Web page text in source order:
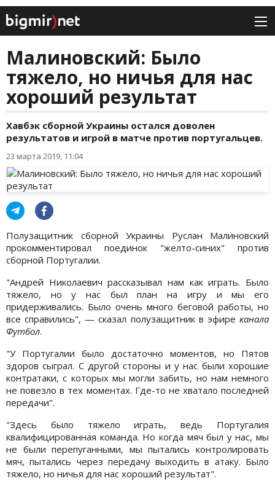
Малиновский: Было
тяжело, но ничья для нас
хороший результат
Хавбэк сборной Украины остался доволен
результатов и игрой в матче против португальцев.
23 марта 2019, 11:04
Полузащитник сборной Украины Руслан Малиновский
прокомментировал поединок "желто-синих" против
сборной Португалии.
"Андрей Николаевич рассказывал нам как играть. Было
тяжело, но у нас был план на игру и мы его
придерживались. Было очень много беговой работы, но
все справились", — сказал полузащитник в эфире канала
Футбол.
"У Португалии было достаточно моментов, но Пятов
здоров сыграл. С другой стороны и у нас были хорошие
контратаки, с которых мы могли забить, но нам немного
не повезло в тех моментах. Где-то не хватало последней
передачи".
"Здесь было тяжело играть, ведь Португалия
квалифицированная команда. Но когда мяч был у нас, мы
не были перепуганными, мы пытались контролировать
мяч, пытались через передачу выходить в атаку. Было
тяжело, но ничья для нас хороший результат".